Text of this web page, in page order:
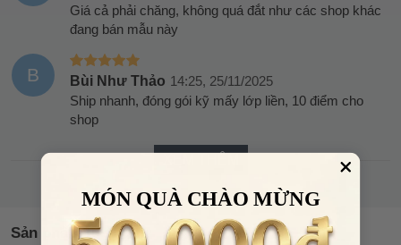
Giá cả phải chăng, không quá đắt như các shop khác
đang bán mẫu này
B Bùi Như Thảo 14:25, 25/11/2025
Ship nhanh, đóng gói kỹ mấy lớp liền, 10 điểm cho
shop
Sản phẩm tương tự
MÓN QUÀ CHÀO MỪNG